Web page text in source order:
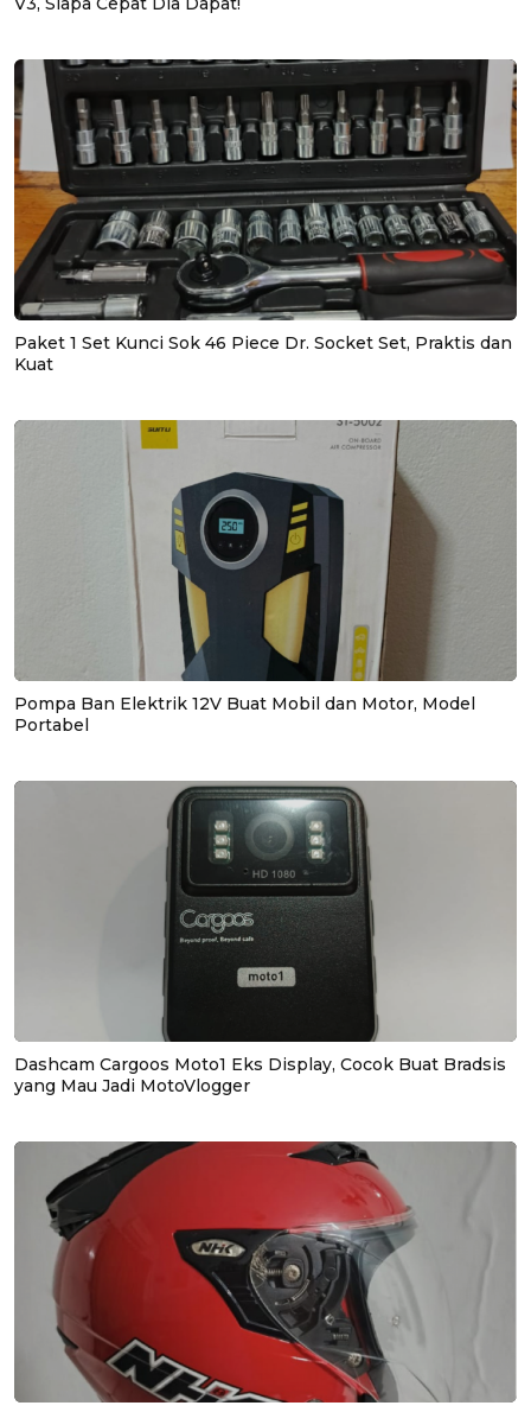
Paket 1 Set Kunci Sok 46 Piece Dr. Socket Set, Praktis dan
Kuat
Pompa Ban Elektrik 12V Buat Mobil dan Motor, Model
Portabel
Dashcam Cargoos Moto1 Eks Display, Cocok Buat Bradsis
yang Mau Jadi MotoVlogger